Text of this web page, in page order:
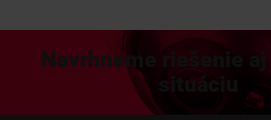
Navrhneme riešenie aj